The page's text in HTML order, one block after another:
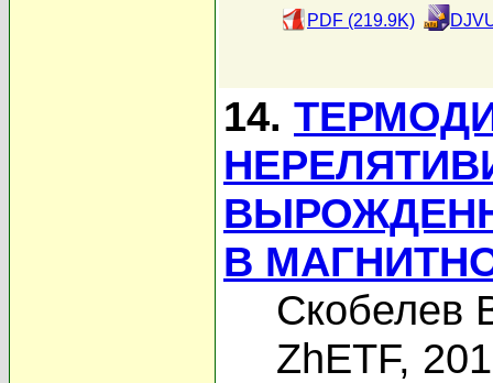
PDF (219.9K)
14.
В
Скобелев
ZhETF,